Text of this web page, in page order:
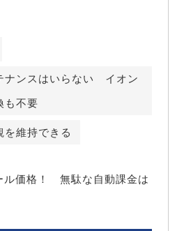
ナンスはいらない　イオン
も不要
を維持できる
価格！　無駄な自動課金は